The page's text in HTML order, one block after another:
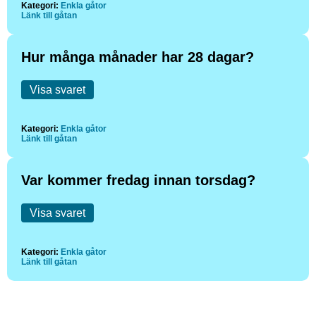
Kategori: Enkla gåtor
Länk till gåtan
Hur många månader har 28 dagar?
Visa svaret
Kategori: Enkla gåtor
Länk till gåtan
Var kommer fredag innan torsdag?
Visa svaret
Kategori: Enkla gåtor
Länk till gåtan